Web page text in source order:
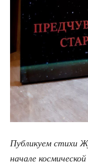
Пуб­ли­ку­ем сти­хи
нача­ле